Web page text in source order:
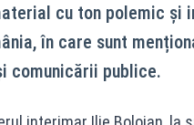
cu ton polemic și
în care sunt
comunicării publice.